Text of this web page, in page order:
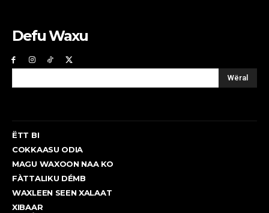
Defu Waxu
Wëral
ËTT BI
COKKAASU ODIA
MAGU WAXOON NAA KO
FÀTTALIKU DÉMB
WAXLEEN SEEN XALAAT
XIBAAR